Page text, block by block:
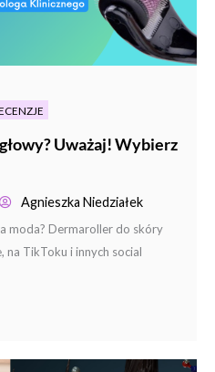
Uważaj! Wybierz
Agnieszka Niedziałek
moda? Dermaroller do skóry
na TikToku i innych social